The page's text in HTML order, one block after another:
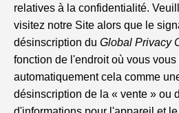
relatives à la confidentialité.
visitez notre Site alors que le
désinscription du Global Privacy
fonction de l'endroit où vous
automatiquement cela comme
désinscription de la « vente » ou